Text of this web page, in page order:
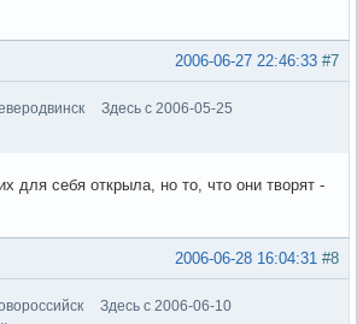
#7
2006-06-27 22:46:33
Здесь с 2006-05-25
для себя открыла, но то, что они творят -
#8
2006-06-28 16:04:31
Здесь с 2006-06-10